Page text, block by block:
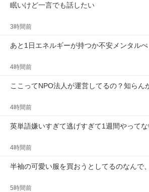
眠いけど一言でも話したい
3時間前
あと1日エネルギーが持つか不安メンタル
4時間前
ここってNPO法人が運営してるの？知らん
4時間前
英単語嫌いすぎて逃げすぎて1週間やって
4時間前
半袖の可愛い服を買おうとしてるのなんで
5時間前